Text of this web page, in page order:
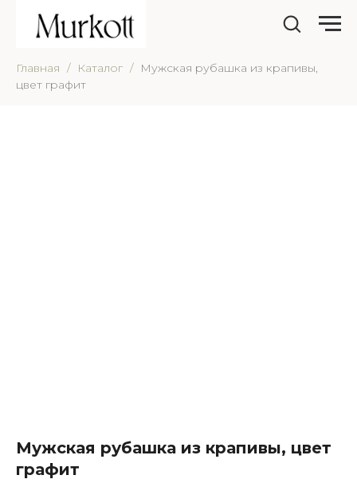
Главная Каталог
Мужская рубашка из крапивы,
цвет графит
Мужская рубашка из крапивы, цвет
графит